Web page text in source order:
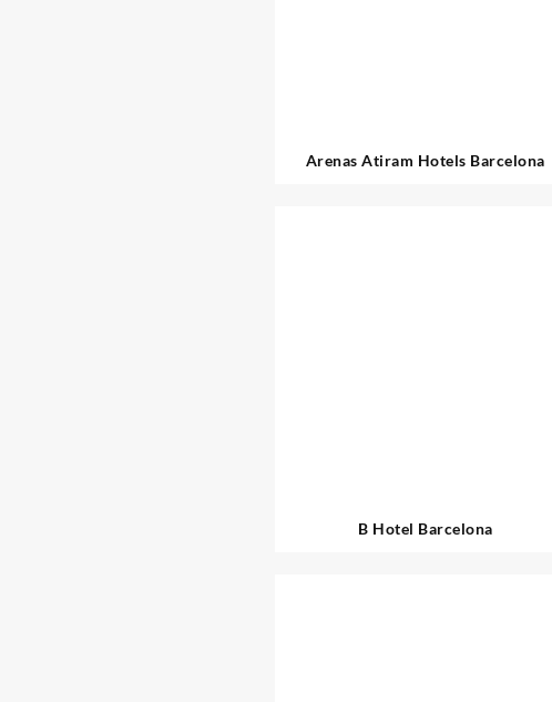
Arenas Atiram Hotels Barcelona
B Hotel Barcelona